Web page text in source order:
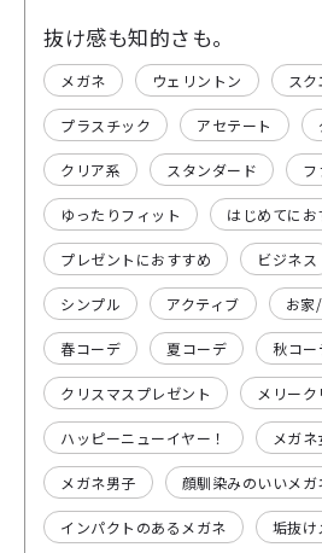
抜け感も知的さも。
メガネ ウェリントン スク
プラスチック アセテート
クリア系 スタンダード フ
ゆったりフィット はじめてにお
プレゼントにおすすめ ビジネス
シンプル アクティブ お家
春コーデ 夏コーデ 秋コー
クリスマスプレゼント メリーク
ハッピーニューイヤー！ メガ
メガネ男子 顔馴染みのいいメガ
インパクトのあるメガネ 垢抜け